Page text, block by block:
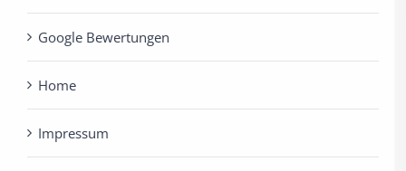
Google Bewertungen
Home
Impressum